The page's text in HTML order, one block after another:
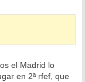
el Madrid lo
en 2ª rfef, que